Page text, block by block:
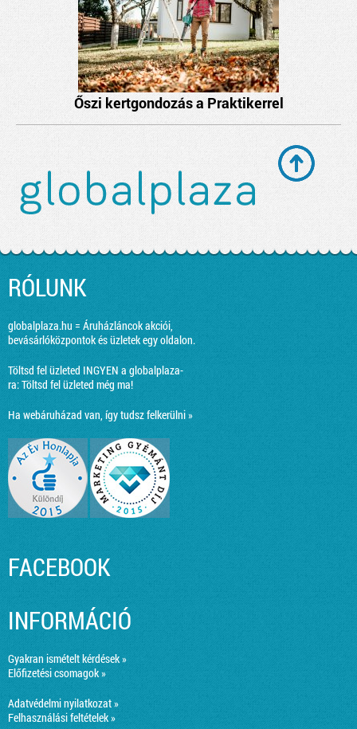
Őszi kertgondozás a Praktikerrel
RÓLUNK
globalplaza.hu = Áruházláncok akciói,
bevásárlóközpontok és üzletek egy oldalon.
Töltsd fel üzleted INGYEN a globalplaza-
ra:Töltsd fel üzleted még ma!
Ha webáruházad van, így tudsz felkerülni »
FACEBOOK
INFORMÁCIÓ
Gyakran ismételt kérdések »
Előfizetési csomagok »
Adatvédelmi nyilatkozat »
Felhasználási feltételek »